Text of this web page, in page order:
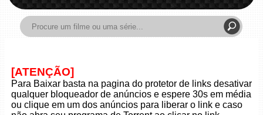
[ATENÇÃO]
Para Baixar basta na pagina do protetor de links desativar
qualquer bloqueador de anúncios e espere 30s em média
ou clique em um dos anúncios para liberar o link e caso